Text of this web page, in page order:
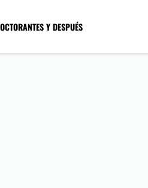
ANTES Y DESPUÉS